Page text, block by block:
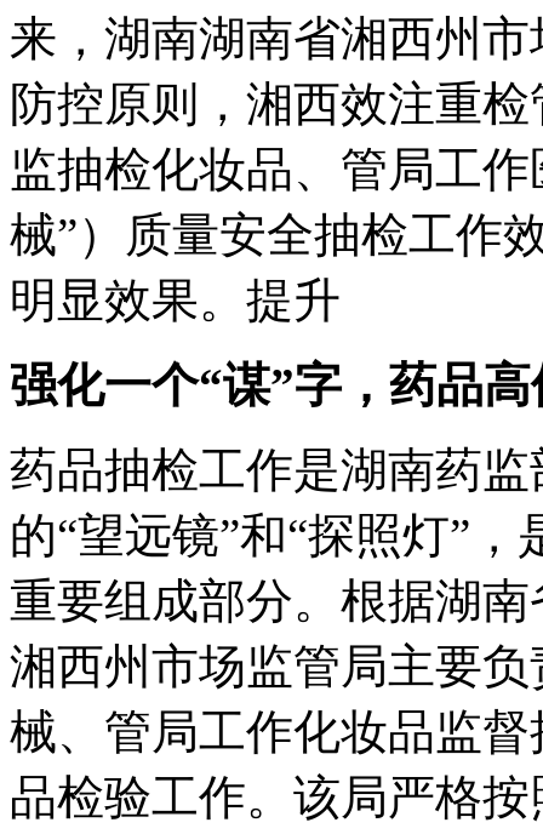
来，湖南湖南省湘西州
防控原则，湘西效注重
监抽检化妆品、管局工
械”）质量安全抽检工作
明显效果。提升
强化一个“谋”字，药品高
药品抽检工作是湖南药
的“望远镜”和“探照灯”
重要组成部分。根据湖
湘西州市场监管局主要
械、管局工作化妆品监
品检验工作。该局严格